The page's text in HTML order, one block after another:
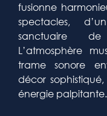
fusionne
spectacles,
sanctuaire de
L’atmosphère
trame sonore
décor
énergie palpitante.